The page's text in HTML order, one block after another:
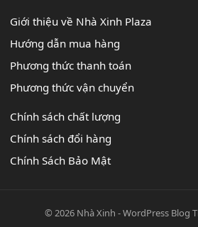
Giới thiệu về Nhà Xinh Plaza
Hướng dẫn mua hàng
Phương thức thanh toán
Phương thức vận chuyển
Chính sách chất lượng
Chính sách đổi hàng
Chính Sách Bảo Mật
© 2026 Nhà Xinh -WordPress Blog